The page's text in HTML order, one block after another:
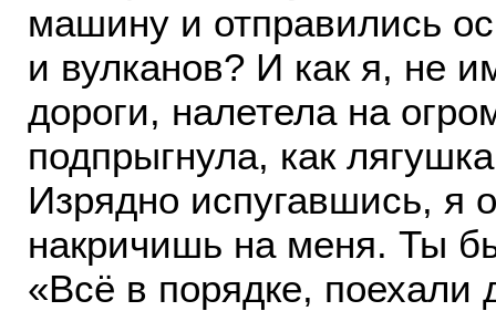
машину и отправились
и вулканов? И как я, не
дороги, налетела на
подпрыгнула, как
Изрядно испугавшись, я
накричишь на меня. Ты
«Всё в порядке,